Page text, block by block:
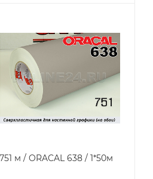
751 м / ORACAL 638 / 1*50м